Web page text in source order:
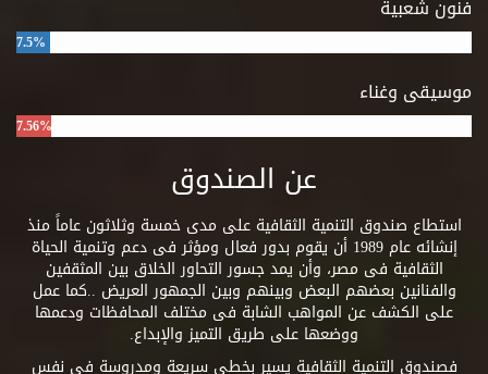
فنون شعبية
7.5%
موسيقى وغناء
7.56%
عن الصندوق
استطاع صندوق التنمية الثقافية على مدى خمسة وثلاثون عاماً منذ
إنشائه عام 1989 أن يقوم بدور فعال ومؤثر فى دعم وتنمية الحياة
الثقافية فى مصر، وأن يمد جسور التحاور الخلاق بين المثقفين
والفنانين بعضهم البعض وبينهم وبين الجمهور العريض ..كما عمل
على الكشف عن المواهب الشابة فى مختلف المحافظات ودعمها
ووضعها على طريق التميز والإبداع.
فصندوق التنمية الثقافية يسير بخطى سريعة ومدروسة فى نفس